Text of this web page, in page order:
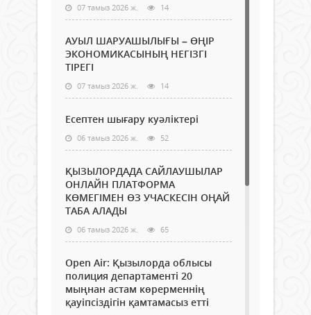
07 тамыз 2026 ж. 14
АУЫЛ ШАРУАШЫЛЫҒЫ – ӨҢІР
ЭКОНОМИКАСЫНЫҢ НЕГІЗГІ
ТІРЕГІ
07 тамыз 2026 ж. 14
Есептен шығару куәліктері
06 тамыз 2026 ж. 52
ҚЫЗЫЛОРДАДА САЙЛАУШЫЛАР
ОНЛАЙН ПЛАТФОРМА
КӨМЕГІМЕН ӨЗ УЧАСКЕСІН ОҢАЙ
ТАБА АЛАДЫ
06 тамыз 2026 ж. 65
Open Air: Қызылорда облысы
полиция департаменті 20
мыңнан астам көрерменнің
қауіпсіздігін қамтамасыз етті